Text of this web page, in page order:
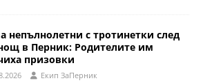
непълнолетни с тротинетки след
в Перник: Родителите им
призовки
Eкип ЗаПерник